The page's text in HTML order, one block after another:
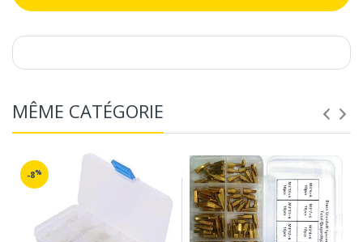
MÊME CATÉGORIE
-8%